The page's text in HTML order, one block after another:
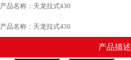
产品名称：天龙拉式430
产品名称：天龙拉式430
产品描述